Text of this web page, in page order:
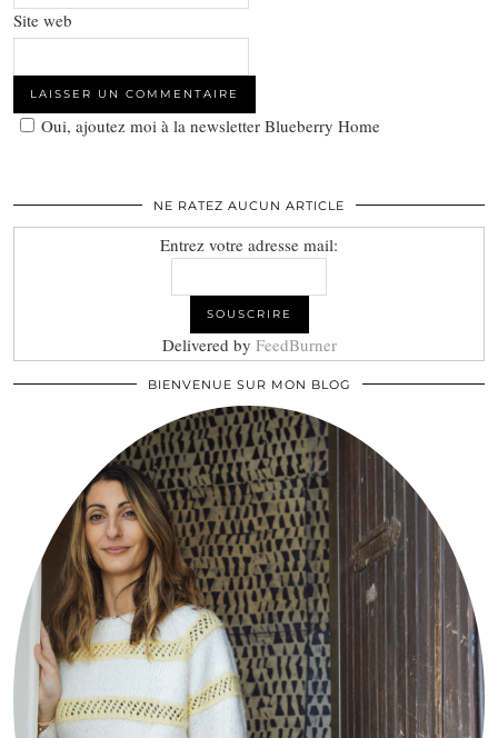
Site web
Oui, ajoutez moi à la newsletter Blueberry Home
NE RATEZ AUCUN ARTICLE
Entrez votre adresse mail:
Delivered by FeedBurner
BIENVENUE SUR MON BLOG